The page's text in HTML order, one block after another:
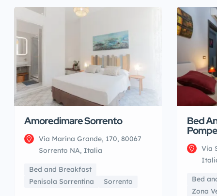
Amoredimare Sorrento
Via Marina Grande, 170, 80067
Sorrento NA, Italia
Bed and Breakfast
Penisola Sorrentina
Sorrento
Bed
Via
Bed
Zona